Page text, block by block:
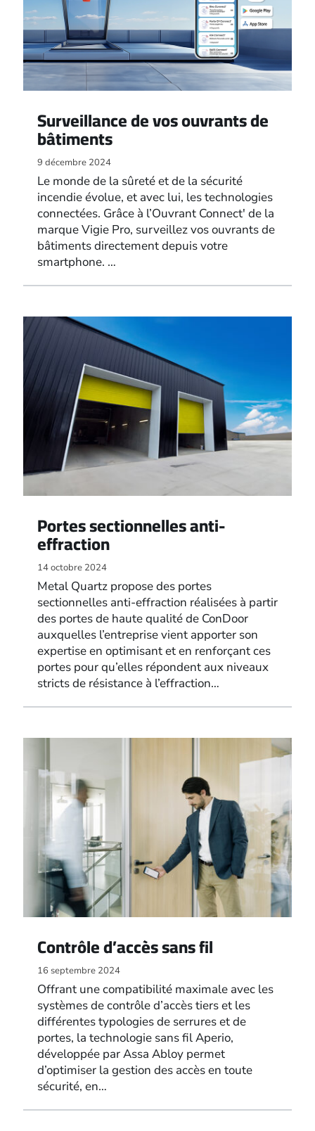
Surveillance de vos ouvrants de
bâtiments
9 décembre 2024
Le monde de la sûreté et de la sécurité
incendie évolue, et avec lui, les technologies
connectées. Grâce à l’Ouvrant Connect' de la
marque Vigie Pro, surveillez vos ouvrants de
bâtiments directement depuis votre
smartphone. …
Portes sectionnelles anti-
effraction
14 octobre 2024
Metal Quartz propose des portes
sectionnelles anti-effraction réalisées à partir
des portes de haute qualité de ConDoor
auxquelles l’entreprise vient apporter son
expertise en optimisant et en renforçant ces
portes pour qu’elles répondent aux niveaux
stricts de résistance à l’effraction…
Contrôle d’accès sans fil
16 septembre 2024
Offrant une compatibilité maximale avec les
systèmes de contrôle d’accès tiers et les
différentes typologies de serrures et de
portes, la technologie sans fil Aperio,
développée par Assa Abloy permet
d’optimiser la gestion des accès en toute
sécurité, en…